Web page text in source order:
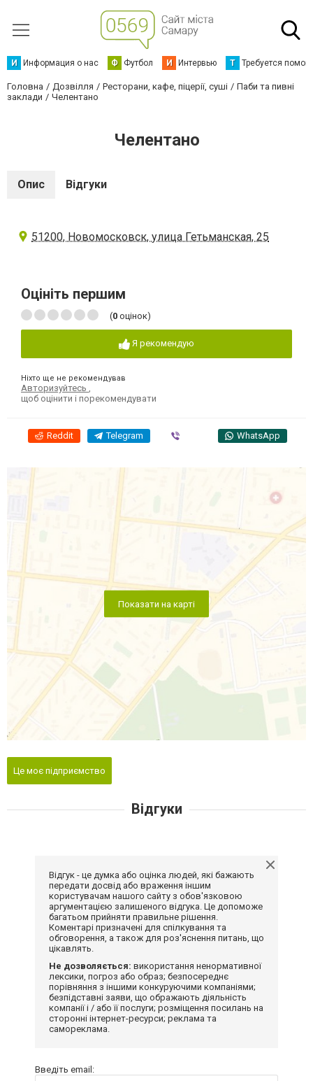
И Информация о нас Ф Футбол И Интервью Т Требуется
Головна Дозвілля Ресторани, кафе, піцерії, суші
Паби та пивні
заклади
Челентано
Челентано
Опис Відгуки
51200, Новомосковск, улица Гетьманская, 25
Оцініть першим
(0 оцінок)
Я рекомендую
Ніхто ще не рекомендував
Авторизуйтесь
щоб оцінити і порекомендувати
Reddit Telegram WhatsApp
Показати на карті
Це моє підприємство
Відгуки
Відгук - це думка або оцінка людей, які бажають
передати досвід або враження іншим
користувачам нашого сайту з обов'язковою
аргументацією залишеного відгука. Це допоможе
багатьом прийняти правильне рішення.
Коментарі призначені для спілкування та
обговорення, а також для роз'яснення питань, що
цікавлять.
Не дозволяється: використання ненормативної
лексики, погроз або образ; безпосереднє
порівняння з іншими конкуруючими компаніями;
безпідставні заяви, що ображають діяльність
компанії і / або її послуги; розміщення посилань на
сторонні інтернет-ресурси; реклама та
самореклама.
Введіть email: